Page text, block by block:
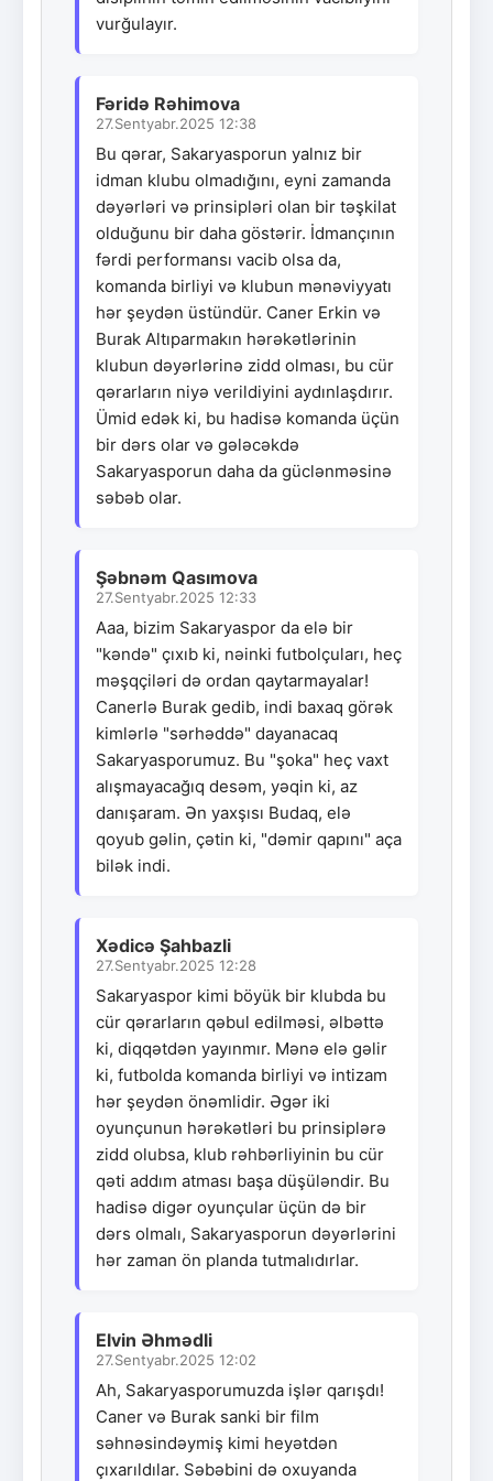
vurğulayır.
Fəridə Rəhimova
27.Sentyabr.2025 12:38
Bu qərar, Sakaryasporun yalnız bir
idman klubu olmadığını, eyni zamanda
dəyərləri və prinsipləri olan bir təşkilat
olduğunu bir daha göstərir. İdmançının
fərdi performansı vacib olsa da,
komanda birliyi və klubun mənəviyyatı
hər şeydən üstündür. Caner Erkin və
Burak Altıparmakın hərəkətlərinin
klubun dəyərlərinə zidd olması, bu cür
qərarların niyə verildiyini aydınlaşdırır.
Ümid edək ki, bu hadisə komanda üçün
bir dərs olar və gələcəkdə
Sakaryasporun daha da güclənməsinə
səbəb olar.
Şəbnəm Qasımova
27.Sentyabr.2025 12:33
Aaa, bizim Sakaryaspor da elə bir
"kəndə" çıxıb ki, nəinki futbolçuları, heç
məşqçiləri də ordan qaytarmayalar!
Canerlə Burak gedib, indi baxaq görək
kimlərlə "sərhəddə" dayanacaq
Sakaryasporumuz. Bu "şoka" heç vaxt
alışmayacağıq desəm, yəqin ki, az
danışaram. Ən yaxşısı Budaq, elə
qoyub gəlin, çətin ki, "dəmir qapını" aça
bilək indi.
Xədicə Şahbazli
27.Sentyabr.2025 12:28
Sakaryaspor kimi böyük bir klubda bu
cür qərarların qəbul edilməsi, əlbəttə
ki, diqqətdən yayınmır. Mənə elə gəlir
ki, futbolda komanda birliyi və intizam
hər şeydən önəmlidir. Əgər iki
oyunçunun hərəkətləri bu prinsiplərə
zidd olubsa, klub rəhbərliyinin bu cür
qəti addım atması başa düşüləndir. Bu
hadisə digər oyunçular üçün də bir
dərs olmalı, Sakaryasporun dəyərlərini
hər zaman ön planda tutmalıdırlar.
Elvin Əhmədli
27.Sentyabr.2025 12:02
Ah, Sakaryasporumuzda işlər qarışdı!
Caner və Burak sanki bir film
səhnəsindəymiş kimi heyətdən
çıxarıldılar. Səbəbini də oxuyanda